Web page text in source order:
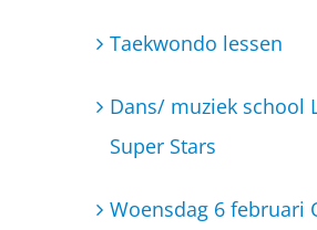
Taekwondo lessen
Dans/ muziek school
Super Stars
Woensdag 6 februari